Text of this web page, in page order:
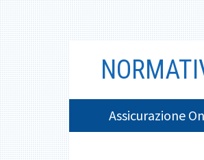
MENU
PRINCIPALE
Assicurazione